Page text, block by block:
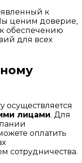
к
ценим доверие,
обеспечению
для всех
осуществляется
лицами. Для
оплатить
сотрудничества.